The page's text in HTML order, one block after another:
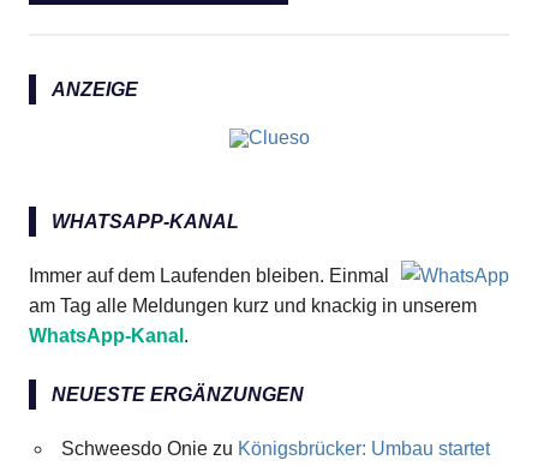
ANZEIGE
WHATSAPP-KANAL
Immer auf dem Laufenden bleiben. Einmal
am Tag alle Meldungen kurz und knackig in unserem
WhatsApp-Kanal .
NEUESTE ERGÄNZUNGEN
Schweesdo Oniezu Königsbrücker: Umbau startet